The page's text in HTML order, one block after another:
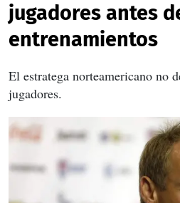
jugadores antes
entrenamientos
El estratega norteamericano no
jugadores.